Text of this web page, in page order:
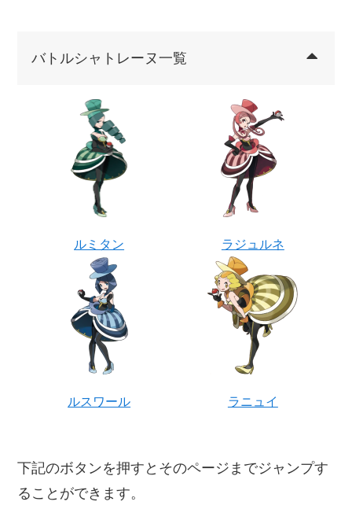
バトルシャトレーヌ一覧
ルミタン ラジュルネ
ルスワール ラニュイ
下記のボタンを押すとそのページまでジャンプす
ることができます。